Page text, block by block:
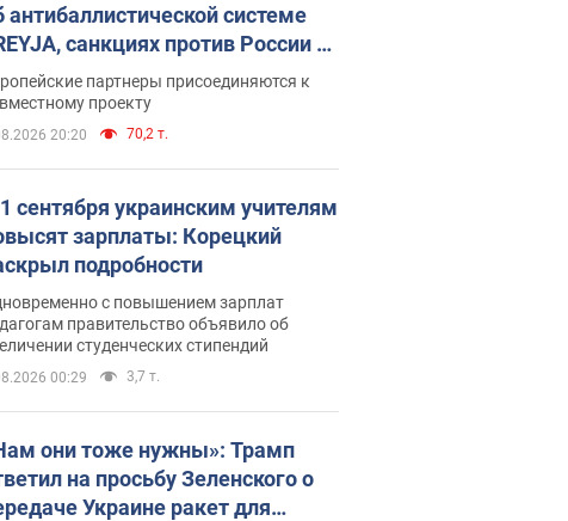
антибаллистической системе
санкциях против России и
аграриев. Видео
партнеры присоединяются к
проекту
20:20 70,2 т.
сентября украинским учителям
зарплаты: Корецкий
подробности
с повышением зарплат
правительство объявило об
студенческих стипендий
00:29 3,7 т.
они тоже нужны»: Трамп
на просьбу Зеленского о
Украине ракет для